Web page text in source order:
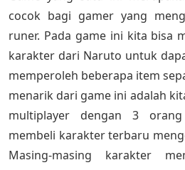
cocok bagi gamer yang
runer. Pada game ini kita bisa
karakter dari Naruto untuk
memperoleh beberapa item
menarik dari game ini adalah
multiplayer dengan 3
membeli karakter terbaru
Masing-masing karakter